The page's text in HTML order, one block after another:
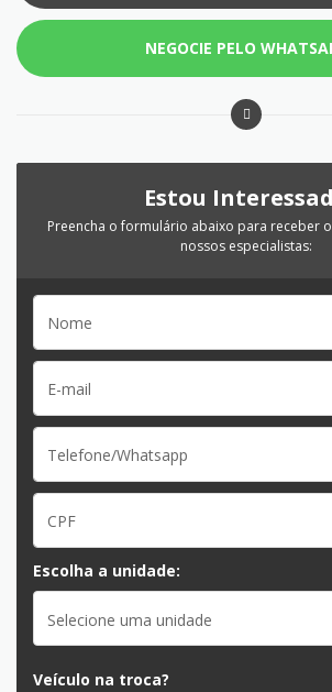
NEGOCIE PELO
Estou
Preencha o formulário abaixo para receber
nossos especialistas:
Escolha a unidade:
Selecione uma unidade
Veículo na troca?